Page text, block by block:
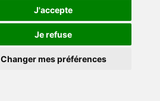
J'accepte
Je refuse
Changer mes préférences